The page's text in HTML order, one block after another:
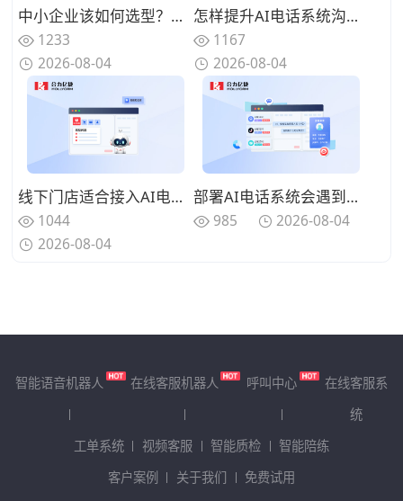
中小企业该如何选型？从“语义理解”深度解析AI电话系统的核心壁垒
1233
2026-08-04
怎样提升AI电话系统沟通效果？优化对话逻辑提高客户响应体验
1167
2026-08-04
线下门店适合接入AI电话系统吗？批量回访有效盘活存量客户资源
1044
2026-08-04
部署AI电话系统会遇到哪些难点？做好线路匹配保障持续正常通话
985 2026-08-04
智能语音机器人 在线客服机器人 呼叫中心
在线客服系
统
工单系统
视频客服 智能质检
智能陪练
客户案例
关于我们 免费试用